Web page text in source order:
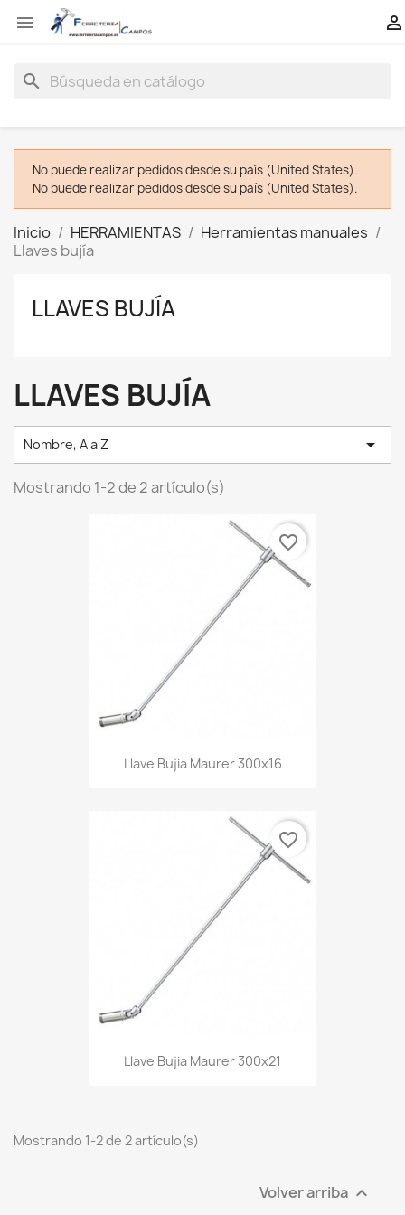
 
search
No puede realizar pedidos desde su país (United States).
No puede realizar pedidos desde su país (United States).
Inicio HERRAMIENTAS
Herramientas manuales
Llaves bujía
LLAVES BUJÍA
LLAVES BUJÍA
Nombre, A a Z 
Mostrando 1-2 de 2 artículo(s)
Llave Bujia Maurer 300x16
favorite_border
Llave Bujia Maurer 300x21
favorite_border
Mostrando 1-2 de 2 artículo(s)
Volver arriba 